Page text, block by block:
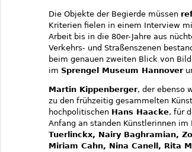
Die Objekte der Begierde müssen
Kriterien fielen in einem Interview
Arbeit bis in die 80er-Jahre aus
Verkehrs- und Straßenszenen
beim genauen zweiten Blick von
im Sprengel Museum Hannover
Martin Kippenberger, der ebenso
zu den frühzeitig gesammelten
hochpolitischen Hans Haacke, für
Anfang an standen Künstlerinnen im
Tuerlinckx, Nairy Baghramian,
Miriam Cahn, Nina Canell, Rita